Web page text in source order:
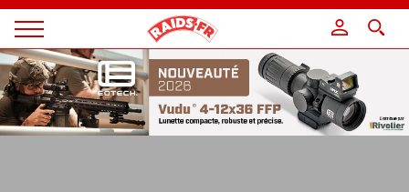
Magazine
Raids
Panneau de gestion des cookies